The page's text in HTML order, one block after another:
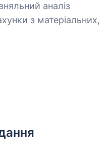
аналіз
з матеріальних,